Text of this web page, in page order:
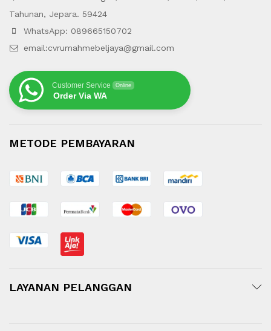
Tahunan, Jepara. 59424
WhatsApp: 089665150702
email:cvrumahmebeljaya@gmail.com
Customer Service Online
Order Via WA
METODE PEMBAYARAN
LAYANAN PELANGGAN